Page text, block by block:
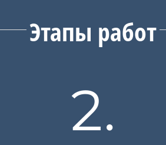
Этапы работ
2.